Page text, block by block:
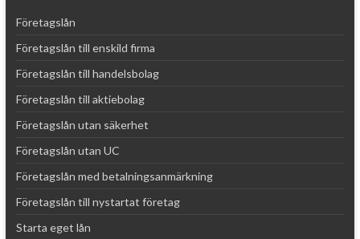
Företagslån
Företagslån till enskild firma
Företagslån till handelsbolag
Företagslån till aktiebolag
Företagslån utan säkerhet
Företagslån utan UC
Företagslån med betalningsanmärkning
Företagslån till nystartat företag
Starta eget lån